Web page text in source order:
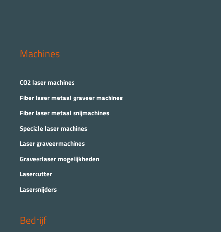
Machines
CO2 laser machines
Fiber laser metaal graveer machines
Fiber laser metaal snijmachines
Speciale laser machines
Laser graveermachines
Graveerlaser mogelijkheden
Lasercutter
Lasersnijders
Bedrijf